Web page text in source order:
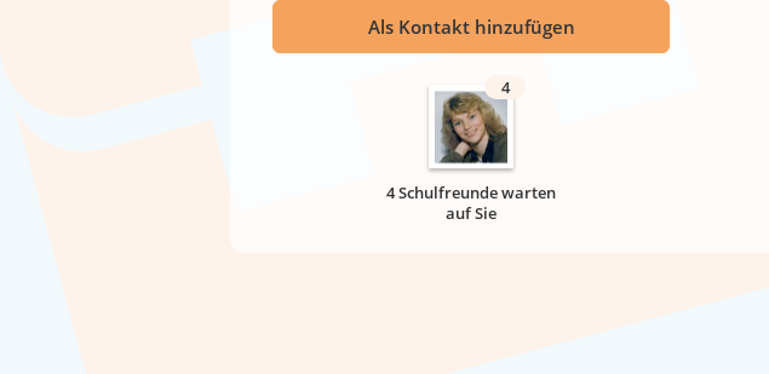
Als Kontakt hinzufügen
4
4 Schulfreunde warten
auf Sie